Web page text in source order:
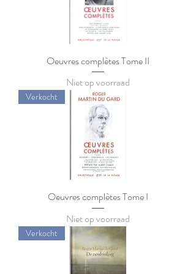
Oeuvres complètes Tome II
Niet op voorraad
Verkocht
Oeuvres complètes Tome I
Niet op voorraad
Verkocht